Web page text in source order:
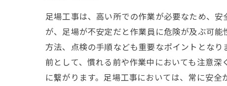
足場工事は、高い所での作業が必要なため、
が、足場が不安定だと作業員に危険が及ぶ可
方法、点検の手順なども重要なポイントとな
前として、慣れる前や作業中においても注意
に繋がります。足場工事においては、常に安